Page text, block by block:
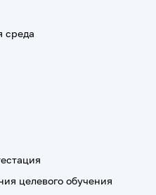
среда
целевого обучения